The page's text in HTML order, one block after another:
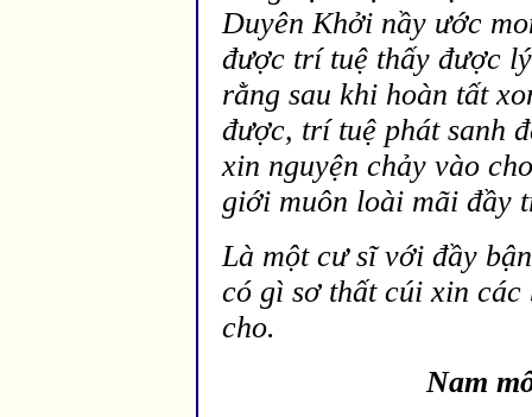
Duyên Khởi nầy ước
được trí tuệ thấy được
rằng sau khi hoàn tất
được, trí tuệ phát sanh
xin nguyện chảy vào
giới muôn loài mãi đầy
Là một cư sĩ với đầy
có gì sơ thất cúi xin các
cho.
Nam